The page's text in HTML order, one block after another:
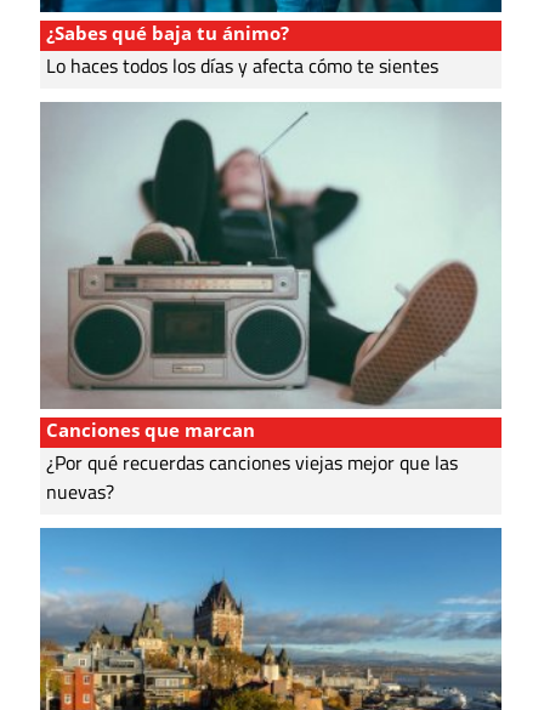
¿Sabes qué baja tu ánimo?
Lo haces todos los días y afecta cómo te sientes
Canciones que marcan
¿Por qué recuerdas canciones viejas mejor que las
nuevas?